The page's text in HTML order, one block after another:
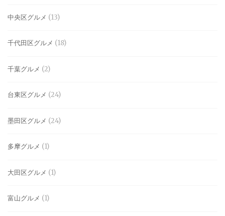
中央区グルメ (13)
千代田区グルメ (18)
千葉グルメ (2)
台東区グルメ (24)
墨田区グルメ (24)
多摩グルメ (1)
大田区グルメ (1)
富山グルメ (1)